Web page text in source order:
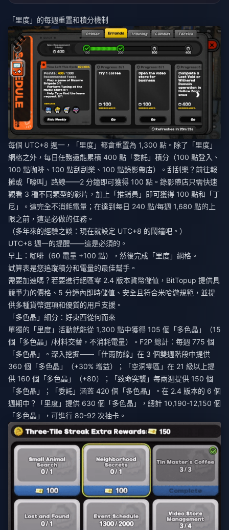
「里度」的每週重置和積分機制
每個 UTC+8 週一，「里度」都會重置為 1,300 點。除了「里度」
網格之外，每日任務還能累積 400 點「委託」積分（100 點登入、
100 點咖啡、100 點刮刮樂、100 點錄影帶店）。刮刮樂？前往報
攤或「嚎叫」路線——2 分鐘即可獲得 100 點。錄影帶店只需快速
觀看 3 種不同類型的影片，加上「推銷員」即可獲得 100 點和「丁
尼」。這完全不消耗電量；在達到每日 240 點/每週 1,680 點的上
限之前，這是必做的任務。
（多年來的經驗之談：現在就設定 UTC+8 的鬧鐘吧。）
UTC+8 週一的提醒——這是必須的。
早上：咖啡（60 電量 +100 點），然後完成「里度」網格。
試算表是您追蹤積分和電量的最佳幫手。
需要加速嗎？若要進行絕區零 2.4 版本貨幣儲值 ，BitTopup 提供具
競爭力的價格、5 分鐘內即時儲值、安全且符合米哈遊規範，並提
供多種貨幣選項和優質的用戶支援。
「多色晶」細分：好東西從何而來
單獨的「里度」活動就能從 1,300 點中獲得 105 個「多色晶」（15
個「多色晶」/材料交替，不消耗電量）。F2P 總計：每週 775 個
「多色晶」。深入挖掘——「仕雨防線」在 3 個雙週階段中提供
360 個「多色晶」（+30% 增益）；「空洞零區」在 21 級以上提
供 160 個「多色晶」（+80）；「致命突襲」每兩週提供 150 個
「多色晶」；「委託」涵蓋 420 個「多色晶」。在 2.4 版本的 6 個
週期中？「里度」提供 630 個「多色晶」，總計 10,190-12,150 個
「多色晶」，可進行 80-92 次抽卡。